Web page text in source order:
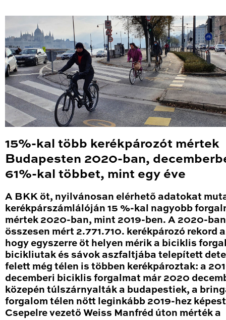
15%-kal több kerékpározót mértek
Budapesten 2020-ban,
61%-kal többet, mint egy éve
A BKK öt, nyilvánosan elérhető adatokat
kerékpárszámlálóján 15 %-kal nagyobb
mértek 2020-ban, mint 2019-ben. A 2020-ban
összesen mért 2.771.710. kerékpározó rekord
hogy egyszerre öt helyen mérik a biciklis
bicikliutak és sávok aszfaltjába telepített
felett még télen is többen kerékpároztak: a
decemberi biciklis forgalmat már 2020
közepén túlszárnyalták a budapestiek, a
forgalom télen nőtt leginkább 2019-hez
Csepelre vezető Weiss Manfréd úton mérték a